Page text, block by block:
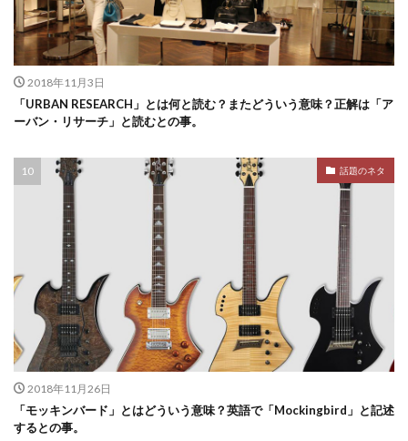
2018年11月3日
「URBAN RESEARCH」とは何と読む？またどういう意味？正解は「ア
ーバン・リサーチ」と読むとの事。
話題のネタ
2018年11月26日
「モッキンバード」とはどういう意味？英語で「Mockingbird」と記述
するとの事。